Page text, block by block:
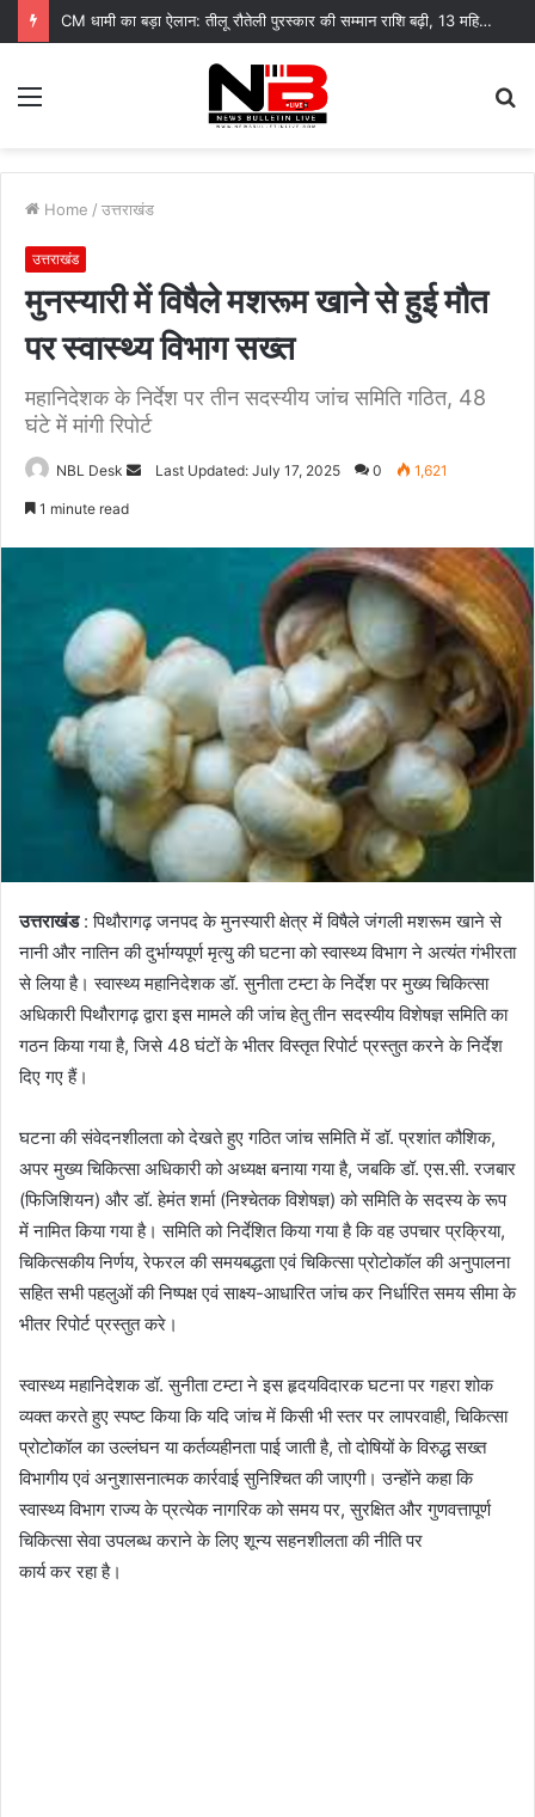
CM धामी का बड़ा ऐलान: तीलू रौतेली पुरस्कार की सम्मान राशि बढ़ी, 13 महिलाएं हुई सम्मानित
Menu
Home / उत्तराखंड
उत्तराखंड
मुनस्यारी में विषैले मशरूम खाने से हुई मौत
पर स्वास्थ्य विभाग सख्त
महानिदेशक के निर्देश पर तीन सदस्यीय जांच समिति गठित, 48
घंटे में मांगी रिपोर्ट
NBL Desk
SendLast Updated: July 17, 2025 0 1,621
1 minute read
उत्तराखंड: पिथौरागढ़ जनपद के मुनस्यारी क्षेत्र में विषैले जंगली मशरूम खाने से
नानी और नातिन की दुर्भाग्यपूर्ण मृत्यु की घटना को स्वास्थ्य विभाग ने अत्यंत गंभीरता
से लिया है। स्वास्थ्य महानिदेशक डॉ. सुनीता टम्टा के निर्देश पर मुख्य चिकित्सा
अधिकारी पिथौरागढ़ द्वारा इस मामले की जांच हेतु तीन सदस्यीय विशेषज्ञ समिति का
गठन किया गया है, जिसे 48 घंटों के भीतर विस्तृत रिपोर्ट प्रस्तुत करने के निर्देश
दिए गए हैं।
घटना की संवेदनशीलता को देखते हुए गठित जांच समिति में डॉ. प्रशांत कौशिक,
अपर मुख्य चिकित्सा अधिकारी को अध्यक्ष बनाया गया है, जबकि डॉ. एस.सी. रजबार
(फिजिशियन) और डॉ. हेमंत शर्मा (निश्चेतक विशेषज्ञ) को समिति के सदस्य के रूप
में नामित किया गया है। समिति को निर्देशित किया गया है कि वह उपचार प्रक्रिया,
चिकित्सकीय निर्णय, रेफरल की समयबद्धता एवं चिकित्सा प्रोटोकॉल की अनुपालना
सहित सभी पहलुओं की निष्पक्ष एवं साक्ष्य-आधारित जांच कर निर्धारित समय सीमा के
भीतर रिपोर्ट प्रस्तुत करे।
स्वास्थ्य महानिदेशक डॉ. सुनीता टम्टा ने इस हृदयविदारक घटना पर गहरा शोक
व्यक्त करते हुए स्पष्ट किया कि यदि जांच में किसी भी स्तर पर लापरवाही, चिकित्सा
प्रोटोकॉल का उल्लंघन या कर्तव्यहीनता पाई जाती है, तो दोषियों के विरुद्ध सख्त
विभागीय एवं अनुशासनात्मक कार्रवाई सुनिश्चित की जाएगी। उन्होंने कहा कि
स्वास्थ्य विभाग राज्य के प्रत्येक नागरिक को समय पर, सुरक्षित और गुणवत्तापूर्ण
चिकित्सा सेवा उपलब्ध कराने के लिए शून्य सहनशीलता की नीति पर
कार्य कर रहा है।